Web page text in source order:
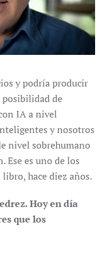
y podría producir
posibilidad de
IA a nivel
y nosotros
nivel sobrehumano
Ese es uno de los
hace diez años.
Hoy en día
que los